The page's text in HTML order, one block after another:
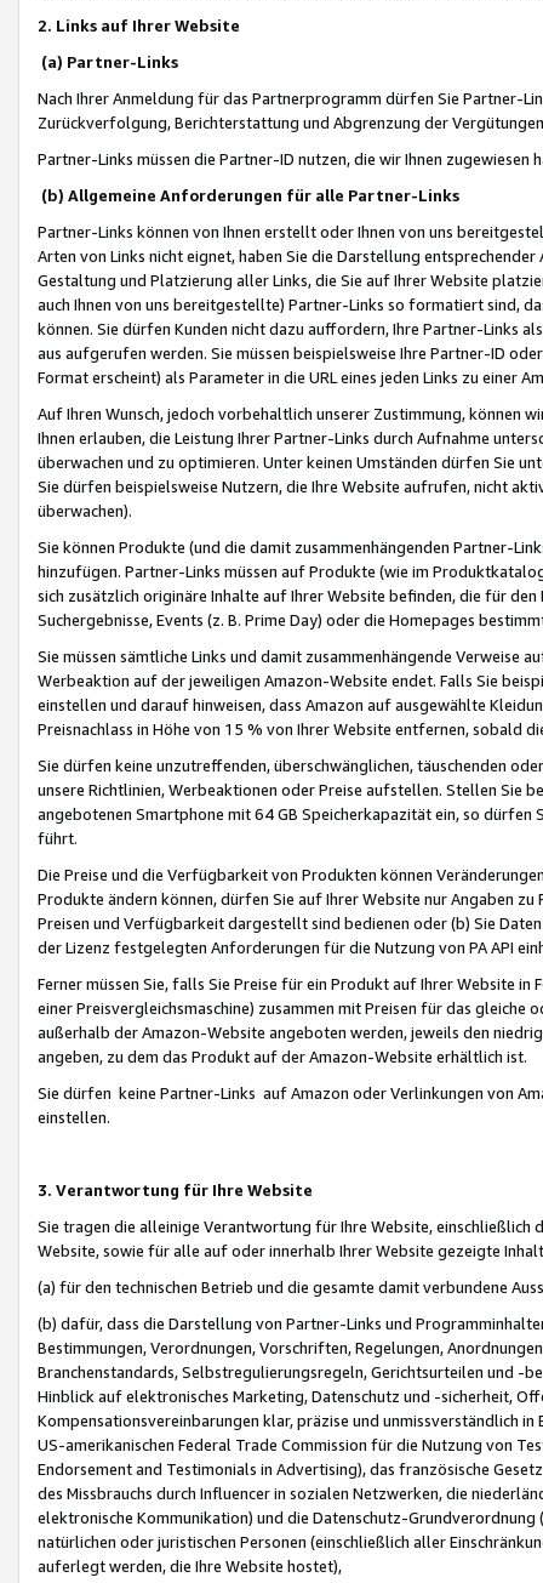
2. Links auf Ihrer Website
(a) Partner-Links
Nach Ihrer Anmeldung für das Partnerprogramm dürfen Sie Partner-
Zurückverfolgung, Berichterstattung und Abgrenzung der
Partner-Links müssen die Partner-ID nutzen, die wir Ihnen zugewiesen
(b) Allgemeine Anforderungen für alle Partner-Links
Partner-Links können von Ihnen erstellt oder Ihnen von uns
Arten von Links nicht eignet, haben Sie die Darstellung
Gestaltung und Platzierung aller Links, die Sie auf Ihrer Website
auch Ihnen von uns bereitgestellte) Partner-Links so formatiert sind,
können. Sie dürfen Kunden nicht dazu auffordern, Ihre Partner-Links
aus aufgerufen werden. Sie müssen beispielsweise Ihre Partner-ID
Format erscheint) als Parameter in die URL eines jeden Links zu einer
Auf Ihren Wunsch, jedoch vorbehaltlich unserer Zustimmung, können
Ihnen erlauben, die Leistung Ihrer Partner-Links durch Aufnahme
überwachen und zu optimieren. Unter keinen Umständen dürfen Sie
Sie dürfen beispielsweise Nutzern, die Ihre Website aufrufen, nicht
überwachen).
Sie können Produkte (und die damit zusammenhängenden Partner-
hinzufügen. Partner-Links müssen auf Produkte (wie im
sich zusätzlich originäre Inhalte auf Ihrer Website befinden, die für
Suchergebnisse, Events (z. B. Prime Day) oder die Homepages
Sie müssen sämtliche Links und damit zusammenhängende
Werbeaktion auf der jeweiligen Amazon-Website endet. Falls Sie
einstellen und darauf hinweisen, dass Amazon auf ausgewählte
Preisnachlass in Höhe von 15 % von Ihrer Website entfernen, sobald
Sie dürfen keine unzutreffenden, überschwänglichen, täuschenden
unsere Richtlinien, Werbeaktionen oder Preise aufstellen. Stellen Sie
angebotenen Smartphone mit 64 GB Speicherkapazität ein, so dürfen
führt.
Die Preise und die Verfügbarkeit von Produkten können
Produkte ändern können, dürfen Sie auf Ihrer Website nur Angaben
Preisen und Verfügbarkeit dargestellt sind bedienen oder (b) Sie
der Lizenz festgelegten Anforderungen für die Nutzung von PA API
Ferner müssen Sie, falls Sie Preise für ein Produkt auf Ihrer Website
einer Preisvergleichsmaschine) zusammen mit Preisen für das
außerhalb der Amazon-Website angeboten werden, jeweils den
angeben, zu dem das Produkt auf der Amazon-Website erhältlich ist.
Sie dürfen keine Partner-Links auf Amazon oder Verlinkungen von
einstellen.
3. Verantwortung für Ihre Website
Sie tragen die alleinige Verantwortung für Ihre Website,
Website, sowie für alle auf oder innerhalb Ihrer Website gezeigte
(a) für den technischen Betrieb und die gesamte damit verbundene
(b) dafür, dass die Darstellung von Partner-Links und
Bestimmungen, Verordnungen, Vorschriften, Regelungen,
Branchenstandards, Selbstregulierungsregeln, Gerichtsurteilen und -
Hinblick auf elektronisches Marketing, Datenschutz und -sicherheit,
Kompensationsvereinbarungen klar, präzise und unmissverständlich
US-amerikanischen Federal Trade Commission für die Nutzung von
Endorsement and Testimonials in Advertising), das französische
des Missbrauchs durch Influencer in sozialen Netzwerken, die
elektronische Kommunikation) und die Datenschutz-
natürlichen oder juristischen Personen (einschließlich aller
auferlegt werden, die Ihre Website hostet),